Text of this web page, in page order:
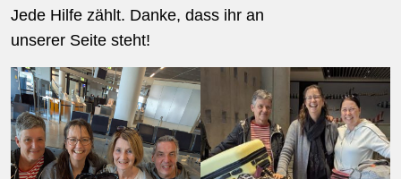
Jede Hilfe zählt. Danke, dass ihr an
unserer Seite steht!